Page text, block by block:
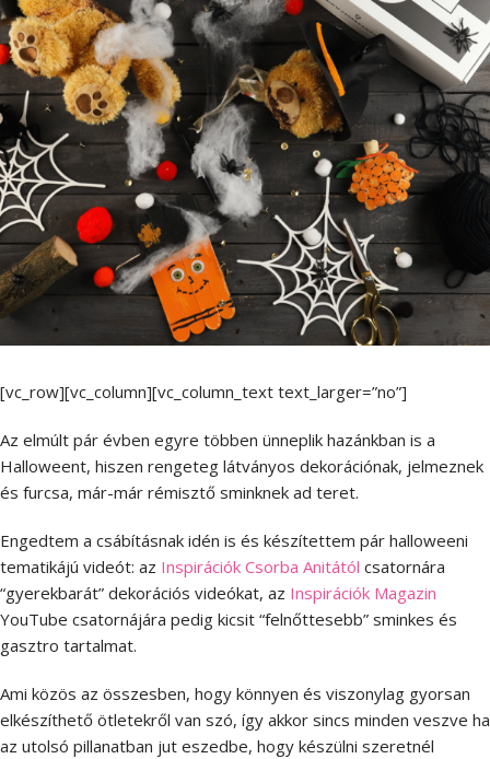
[vc_row][vc_column][vc_column_text text_larger=”no”]
Az elmúlt pár évben egyre többen ünneplik hazánkban is a
Halloweent, hiszen rengeteg látványos dekorációnak, jelmeznek
és furcsa, már-már rémisztő sminknek ad teret.
Engedtem a csábításnak idén is és készítettem pár halloweeni
tematikájú videót: az Inspirációk Csorba Anitától csatornára
“gyerekbarát” dekorációs videókat, az Inspirációk Magazin
YouTube csatornájára pedig kicsit “felnőttesebb” sminkes és
gasztro tartalmat.
Ami közös az összesben, hogy könnyen és viszonylag gyorsan
elkészíthető ötletekről van szó, így akkor sincs minden veszve ha
az utolsó pillanatban jut eszedbe, hogy készülni szeretnél